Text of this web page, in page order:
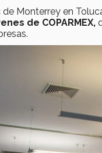
Monterrey en
de COPARMEX,